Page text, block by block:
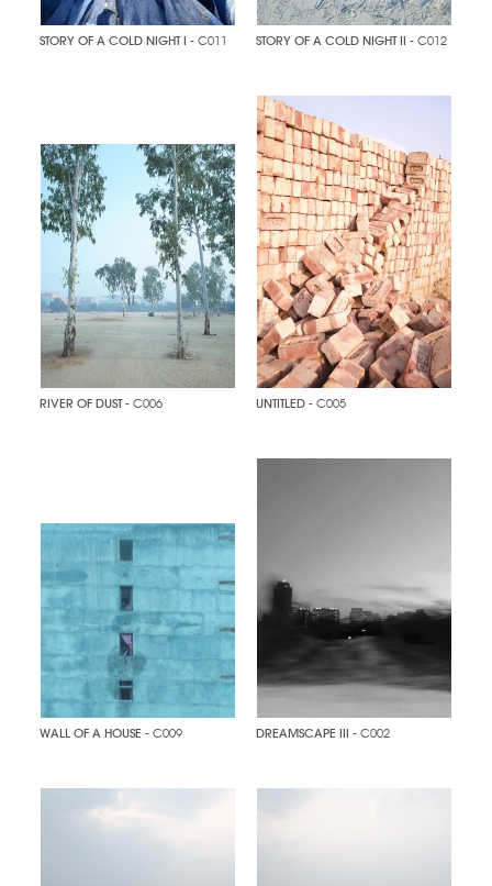
STORY OF A COLD NIGHT I - C011 STORY OF A COLD NIGHT II - C012
RIVER OF DUST- C006 UNTITLED - C005
WALL OF A HOUSE - C009 DREAMSCAPE III - C002